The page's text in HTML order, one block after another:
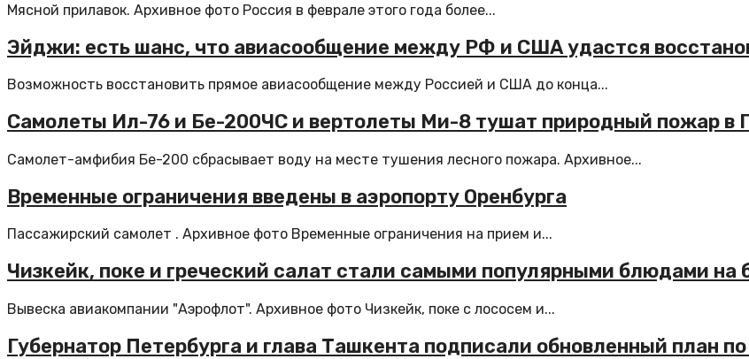
Мясной прилавок. Архивное фото Россия в феврале этого года более...
Эйджи: есть шанс, что авиасообщение между РФ и США удастся
Возможность восстановить прямое авиасообщение между Россией и США до конца...
Самолеты Ил-76 и Бе-200ЧС и вертолеты Ми-8 тушат природный пожар в
Самолет-амфибия Бе-200 сбрасывает воду на месте тушения лесного пожара. Архивное...
Временные ограничения введены в аэропорту Оренбурга
Пассажирский самолет . Архивное фото Временные ограничения на прием и...
Чизкейк, поке и греческий салат стали самыми популярными блюдами на
Вывеска авиакомпании "Аэрофлот". Архивное фото Чизкейк, поке с лососем и...
Губернатор Петербурга и глава Ташкента подписали обновленный план